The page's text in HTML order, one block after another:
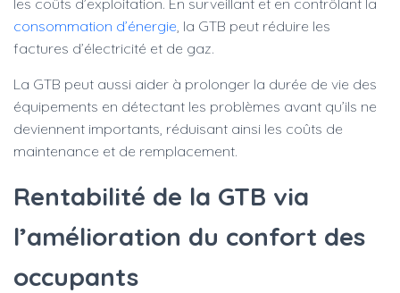
les coûts d’exploitation. En surveillant et en contrôlant la
consommation d’énergie, la GTB peut réduire les
factures d’électricité et de gaz.
La GTB peut aussi aider à prolonger la durée de vie des
équipements en détectant les problèmes avant qu’ils ne
deviennent importants, réduisant ainsi les coûts de
maintenance et de remplacement.
Rentabilité de la GTB via
l’amélioration du confort des
occupants